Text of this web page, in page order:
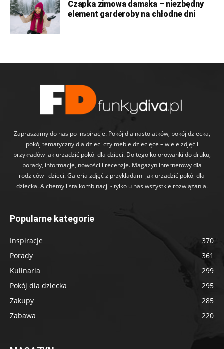
Czapka zimowa damska – niezbędny
element garderoby na chłodne dni
Zapraszamy do nas po inspiracje. Pokój dla nastolatków, pokój dziecka,
pokój tematyczny dla dzieci czy meble dziecięce – wiele zdjęć i
przykładów jak urządzić pokój dla dzieci. Do tego kolorowanki do druku,
porady, informacje, nowości i recenzje. Magazyn internetowy dla
rodziców i dzieci. Galeria zdjęć z przykładami jak urządzić pokój dla
dziecka. Alchemy lista kombinacji - tylko u nas wszystkie rozwiązania.
Popularne kategorie
Inspiracje
370
Porady
361
Kulinaria
299
Pokój dla dziecka
295
Zakupy
285
Zabawa
220